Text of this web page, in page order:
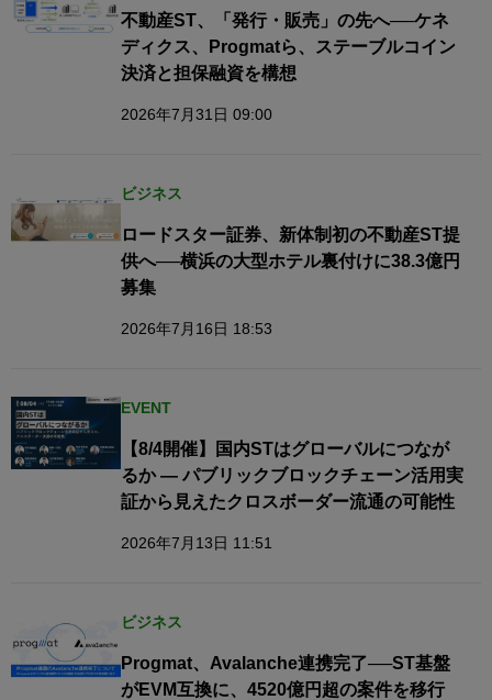
不動産ST、「発行・販売」の先へ──ケネ
ディクス、Progmatら、ステーブルコイン
決済と担保融資を構想
2026年7月31日 09:00
ビジネス
ロードスター証券、新体制初の不動産ST提
供へ──横浜の大型ホテル裏付けに38.3億円
募集
2026年7月16日 18:53
EVENT
【8/4開催】国内STはグローバルにつなが
るか — パブリックブロックチェーン活用実
証から見えたクロスボーダー流通の可能性
2026年7月13日 11:51
ビジネス
Progmat、Avalanche連携完了──ST基盤
がEVM互換に、4520億円超の案件を移行